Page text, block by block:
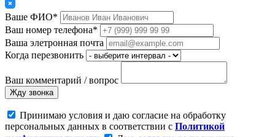
Ваше ФИО*
Ваш номер телефона*
Ваша элетронная почта
Когда перезвонить
Ваш комментарий / вопрос
Жду звонка
Принимаю условия и даю согласие на обработку
персональных данных в соответствии с Политикой